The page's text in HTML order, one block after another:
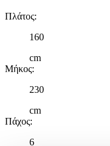
Πλάτος:
160
cm
Μήκος:
230
cm
Πάχος:
6